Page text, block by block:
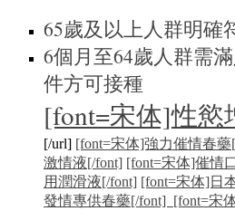
65歲及以上人群明確
6個月至64歲人群需
件方可接種
[font=宋体]性慾
[/url] [font=宋体]強力催情春藥
激情液[/font] [font=宋体]催情
用潤滑液[/font] [font=宋体]日
發情專供春藥[/font] [font=宋